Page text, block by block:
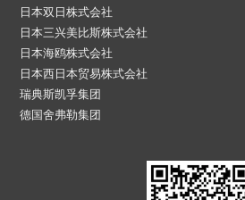
日本双日株式会社
日本三兴美比斯株式会社
日本海鸥株式会社
日本西日本贸易株式会社
瑞典斯凯孚集团
德国舍弗勒集团